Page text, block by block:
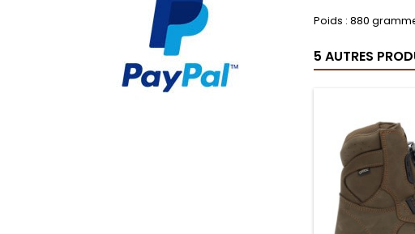
Poids : 880
5 AUTRES